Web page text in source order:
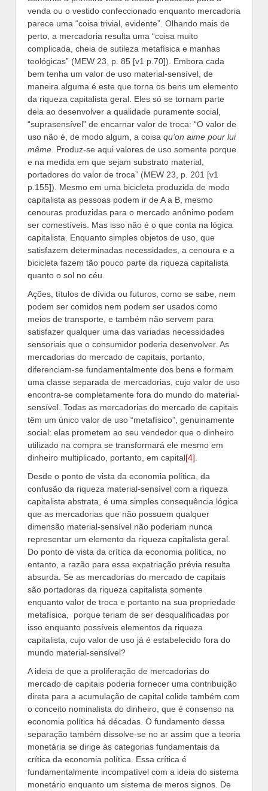
venda ou o vestido confeccionado enquanto mercadoria
parece uma “coisa trivial, evidente”. Olhando mais de
perto, a mercadoria resulta uma “coisa muito
complicada, cheia de sutileza metafísica e manhas
teológicas” (MEW 23, p. 85 [v1 p.70]). Embora cada
bem tenha um valor de uso material-sensível, de
maneira alguma é este que torna os bens um elemento
da riqueza capitalista geral. Eles só se tornam parte
dela ao desenvolver a qualidade puramente social,
“suprasensível” de encarnar valor de troca: “O valor de
uso não é, de modo algum, a coisa qu’on aime pour lui
même. Produz-se aqui valores de uso somente porque
e na medida em que sejam substrato material,
portadores do valor de troca” (MEW 23, p. 201 [v1
p.155]). Mesmo em uma bicicleta produzida de modo
capitalista as pessoas podem ir de A a B, mesmo
cenouras produzidas para o mercado anônimo podem
ser comestíveis. Mas isso não é o que conta na lógica
capitalista. Enquanto simples objetos de uso, que
satisfazem determinadas necessidades, a cenoura e a
bicicleta fazem tão pouco parte da riqueza capitalista
quanto o sol no céu.
Ações, títulos de dívida ou futuros, como se sabe, nem
podem ser comidos nem podem ser usados como
meios de transporte, e também não servem para
satisfazer qualquer uma das variadas necessidades
sensoriais que o consumidor poderia desenvolver. As
mercadorias do mercado de capitais, portanto,
diferenciam-se fundamentalmente dos bens e formam
uma classe separada de mercadorias, cujo valor de uso
encontra-se completamente fora do mundo do material-
sensível. Todas as mercadorias do mercado de capitais
têm um único valor de uso “metafísico”, genuinamente
social: elas prometem ao seu vendedor que o dinheiro
utilizado na compra se transformará ele mesmo em
dinheiro multiplicado, portanto, em capital[4].
Desde o ponto de vista da economia política, da
confusão da riqueza material-sensível com a riqueza
capitalista abstrata, é uma simples consequência lógica
que as mercadorias que não possuem qualquer
dimensão material-sensível não poderiam nunca
representar um elemento da riqueza capitalista geral.
Do ponto de vista da crítica da economia política, no
entanto, a razão para essa expatriação prévia resulta
absurda. Se as mercadorias do mercado de capitais
são portadoras da riqueza capitalista somente
enquanto valor de troca e portanto na sua propriedade
metafísica, porque teriam de ser desqualificadas por
isso enquanto possíveis elementos da riqueza
capitalista, cujo valor de uso já é estabelecido fora do
mundo material-sensível?
A ideia de que a proliferação de mercadorias do
mercado de capitais poderia fornecer uma contribuição
direta para a acumulação de capital colide também com
o conceito nominalista do dinheiro, que é consenso na
economia política há décadas. O fundamento dessa
separação também dissolve-se no ar assim que a teoria
monetária se dirige às categorias fundamentais da
crítica da economia política. Essa crítica é
fundamentalmente incompatível com a ideia do sistema
monetário enquanto um sistema de meros signos. De